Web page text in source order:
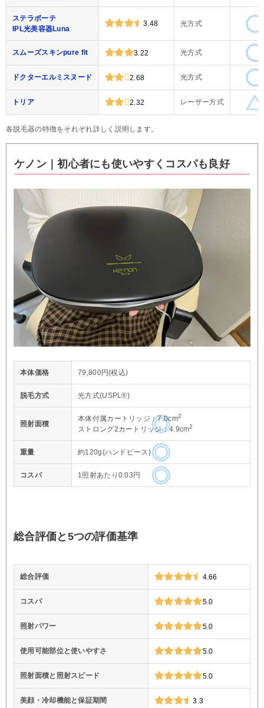
ステラボーテ
IPL光美容器Luna
3.48 光方式
スムーズスキンpure fit 3.22 光方式
ドクターエルミスヌード 2.68 光方式
トリア 2.32 レーザー方式
各脱毛器の特徴をそれぞれ詳しく説明します。
ケノン｜初心者にも使いやすくコスパも良好
本体価格 79,800円(税込)
脱毛方式 光方式(USPL®)
照射面積
本体付属カートリッジ：7.0cm2
ストロング2カートリッジ：4.9cm2
重量 約120g(ハンドピース)
コスパ 1照射あたり0.03円
総合評価と5つの評価基準
総合評価 4.66
コスパ 5.0
照射パワー 5.0
使用可能部位と使いやすさ 5.0
照射面積と照射スピード 5.0
美顔・冷却機能と保証期間 3.3